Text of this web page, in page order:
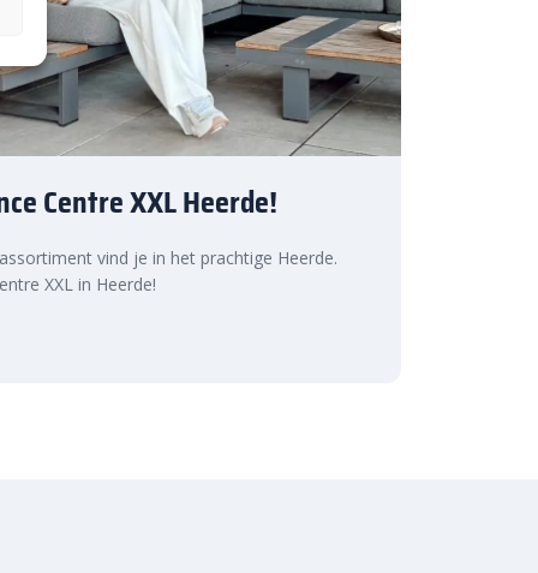
Centre XXL Heerde!
vind je in het prachtige Heerde.
XXL in Heerde!